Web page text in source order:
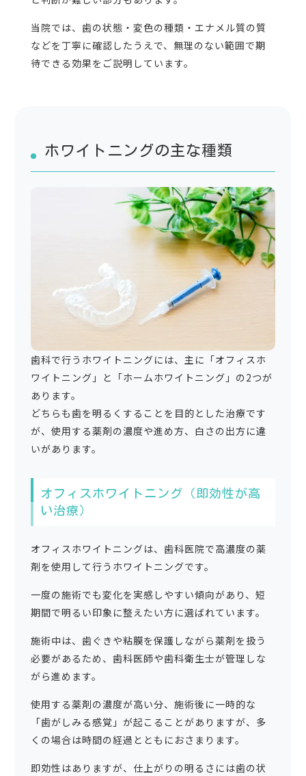
当院では、歯の状態・変色の種類・エナメル質の質
などを丁寧に確認したうえで、無理のない範囲で期
待できる効果をご説明しています。
ホワイトニングの主な種類
歯科で行うホワイトニングには、主に「オフィスホ
ワイトニング」と「ホームホワイトニング」の2つが
あります。
どちらも歯を明るくすることを目的とした治療です
が、使用する薬剤の濃度や進め方、白さの出方に違
いがあります。
オフィスホワイトニング（即効性が高
い治療）
オフィスホワイトニングは、歯科医院で高濃度の薬
剤を使用して行うホワイトニングです。
一度の施術でも変化を実感しやすい傾向があり、短
期間で明るい印象に整えたい方に選ばれています。
施術中は、歯ぐきや粘膜を保護しながら薬剤を扱う
必要があるため、歯科医師や歯科衛生士が管理しな
がら進めます。
使用する薬剤の濃度が高い分、施術後に一時的な
「歯がしみる感覚」が起こることがありますが、多
くの場合は時間の経過とともにおさまります。
即効性はありますが、仕上がりの明るさには歯の状